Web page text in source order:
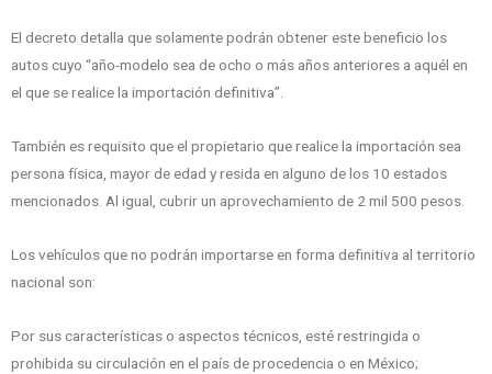
El decreto detalla que solamente podrán obtener este beneficio los
autos cuyo “año-modelo sea de ocho o más años anteriores a aquél en
el que se realice la importación definitiva”.
También es requisito que el propietario que realice la importación sea
persona física, mayor de edad y resida en alguno de los 10 estados
mencionados. Al igual, cubrir un aprovechamiento de 2 mil 500 pesos.
Los vehículos que no podrán importarse en forma definitiva al territorio
nacional son:
Por sus características o aspectos técnicos, esté restringida o
prohibida su circulación en el país de procedencia o en México;